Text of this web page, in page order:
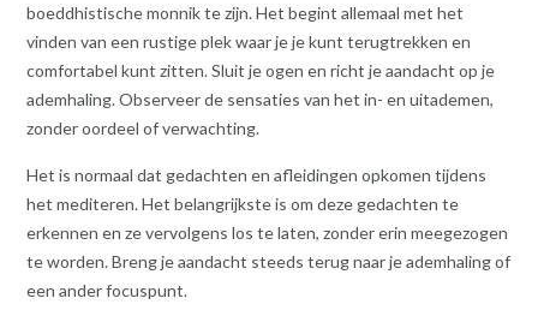
boeddhistische monnik te zijn. Het begint allemaal met het
vinden van een rustige plek waar je je kunt terugtrekken en
comfortabel kunt zitten. Sluit je ogen en richt je aandacht op je
ademhaling. Observeer de sensaties van het in- en uitademen,
zonder oordeel of verwachting.
Het is normaal dat gedachten en afleidingen opkomen tijdens
het mediteren. Het belangrijkste is om deze gedachten te
erkennen en ze vervolgens los te laten, zonder erin meegezogen
te worden. Breng je aandacht steeds terug naar je ademhaling of
een ander focuspunt.